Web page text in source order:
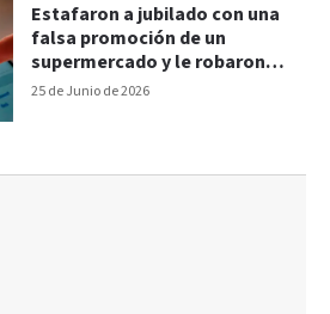
25 de Junio de 2026
Estafaron a jubilado con una
falsa promoción de un
supermercado y le robaron
800.000 pesos